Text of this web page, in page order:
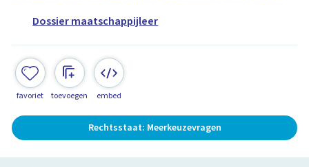
Dossier maatschappijleer
favoriet toevoegen embed
Rechtsstaat: Meerkeuzevragen